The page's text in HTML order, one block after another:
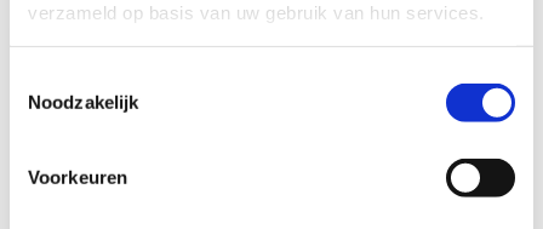
verzameld op basis van uw gebruik van hun services.
Noodzakelijk
Voorkeuren